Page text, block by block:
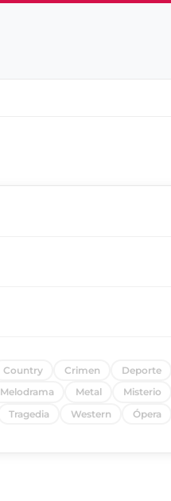
Country Crimen Deporte
Melodrama Metal Misterio
Tragedia Western Ópera